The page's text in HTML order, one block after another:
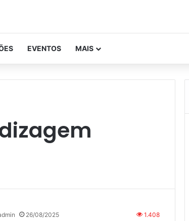
EVENTOS MAIS
26/08/2025 1.408